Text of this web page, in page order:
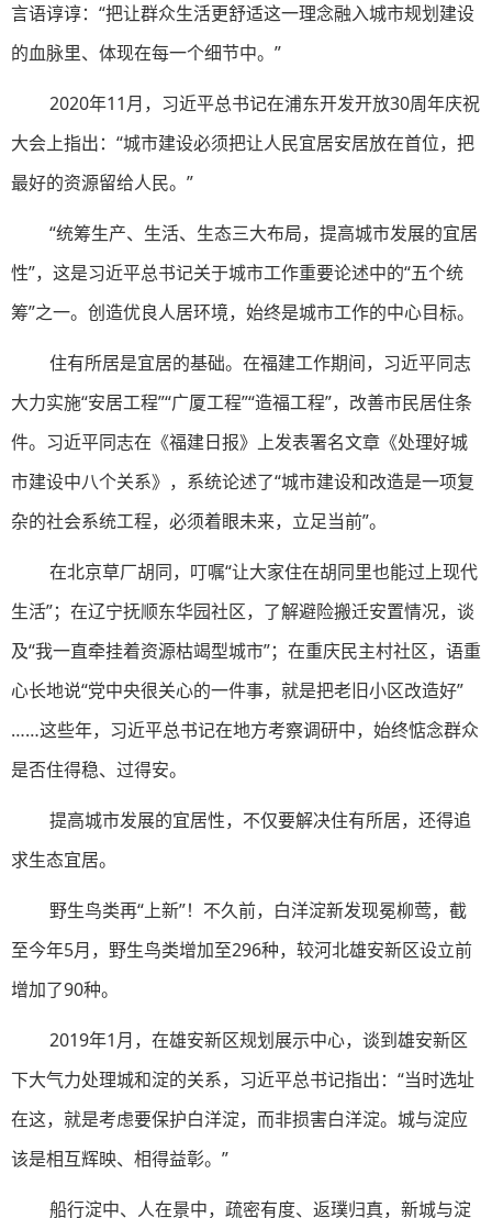
言语谆谆：“把让群众生活更舒适这一理念融入城市规划建设
的血脉里、体现在每一个细节中。”
2020年11月，习近平总书记在浦东开发开放30周年庆祝
大会上指出：“城市建设必须把让人民宜居安居放在首位，把
最好的资源留给人民。”
“统筹生产、生活、生态三大布局，提高城市发展的宜居
性”，这是习近平总书记关于城市工作重要论述中的“五个统
筹”之一。创造优良人居环境，始终是城市工作的中心目标。
住有所居是宜居的基础。在福建工作期间，习近平同志
大力实施“安居工程”“广厦工程”“造福工程”，改善市民居住条
件。习近平同志在《福建日报》上发表署名文章《处理好城
市建设中八个关系》，系统论述了“城市建设和改造是一项复
杂的社会系统工程，必须着眼未来，立足当前”。
在北京草厂胡同，叮嘱“让大家住在胡同里也能过上现代
生活”；在辽宁抚顺东华园社区，了解避险搬迁安置情况，谈
及“我一直牵挂着资源枯竭型城市”；在重庆民主村社区，语重
心长地说“党中央很关心的一件事，就是把老旧小区改造好”
……这些年，习近平总书记在地方考察调研中，始终惦念群众
是否住得稳、过得安。
提高城市发展的宜居性，不仅要解决住有所居，还得追
求生态宜居。
野生鸟类再“上新”！不久前，白洋淀新发现冕柳莺，截
至今年5月，野生鸟类增加至296种，较河北雄安新区设立前
增加了90种。
2019年1月，在雄安新区规划展示中心，谈到雄安新区
下大气力处理城和淀的关系，习近平总书记指出：“当时选址
在这，就是考虑要保护白洋淀，而非损害白洋淀。城与淀应
该是相互辉映、相得益彰。”
船行淀中、人在景中，疏密有度、返璞归真，新城与淀